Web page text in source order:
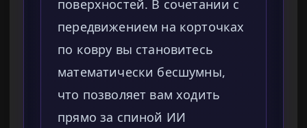
поверхностей. В сочетании с
передвижением на корточках
по ковру вы становитесь
математически бесшумны,
что позволяет вам ходить
прямо за спиной ИИ